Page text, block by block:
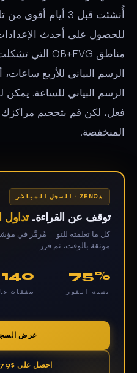
للحصول على أحدث
الرسم البياني للساعة. يمكن
فعل، لكن قم بتحجيم مراكزك
المنخفضة.
ZENO · السجل المباشر
توقف عن القراءة.تداول
كل ما تعلمته للتو — مُرمَّز في
موثقة بالوقت، ثم قرر.
75%
نسبة الفوز
140
صفقات
عرض
احصل على ZENO · 79$/شهر